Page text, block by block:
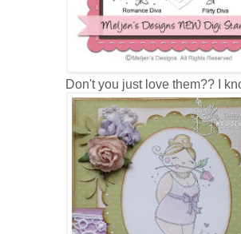
Don't you just love them?? I